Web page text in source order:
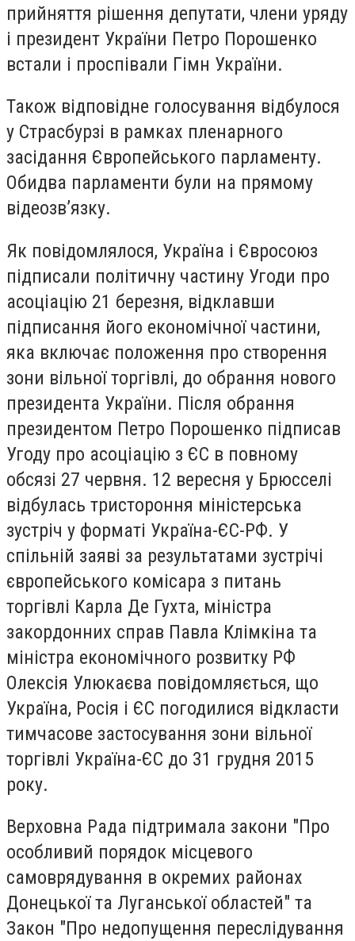
прийняття рішення депутати, члени уряду
і президент України Петро Порошенко
встали і проспівали Гімн України.
Також відповідне голосування відбулося
у Страсбурзі в рамках пленарного
засідання Європейського парламенту.
Обидва парламенти були на прямому
відеозв’язку.
Як повідомлялося, Україна і Євросоюз
підписали політичну частину Угоди про
асоціацію 21 березня, відклавши
підписання його економічної частини,
яка включає положення про створення
зони вільної торгівлі, до обрання нового
президента України. Після обрання
президентом Петро Порошенко підписав
Угоду про асоціацію з ЄС в повному
обсязі 27 червня. 12 вересня у Брюсселі
відбулась тристороння міністерська
зустріч у форматі Україна-ЄС-РФ. У
спільній заяві за результатами зустрічі
європейського комісара з питань
торгівлі Карла Де Гухта, міністра
закордонних справ Павла Клімкіна та
міністра економічного розвитку РФ
Олексія Улюкаєва повідомляється, що
Україна, Росія і ЄС погодилися відкласти
тимчасове застосування зони вільної
торгівлі Україна-ЄС до 31 грудня 2015
року.
Верховна Рада підтримала закони "Про
особливий порядок місцевого
самоврядування в окремих районах
Донецької та Луганської областей" та
Закон "Про недопущення переслідування